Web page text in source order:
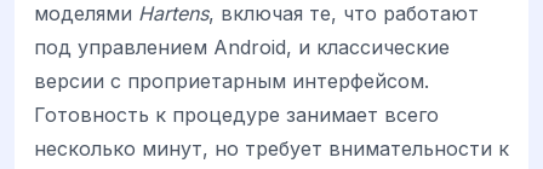
моделями Hartens, включая те, что работают
под управлением Android, и классические
версии с проприетарным интерфейсом.
Готовность к процедуре занимает всего
несколько минут, но требует внимательности к